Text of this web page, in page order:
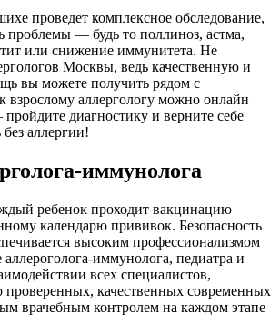
проведет комплексное обследование,
проблемы — будь то поллиноз, астма,
или снижение иммунитета. Не
Москвы, ведь качественную и
вы можете получить рядом с
взрослому аллергологу можно онлайн
диагностику и верните себе
аллергии!
иммунолога
ребенок проходит вакцинацию
календарю прививок. Безопасность
высоким профессионализмом
аллероголога-иммунолога, педиатра и
всех специалистов,
проверенных, качественных современных
врачебным контролем на каждом этапе